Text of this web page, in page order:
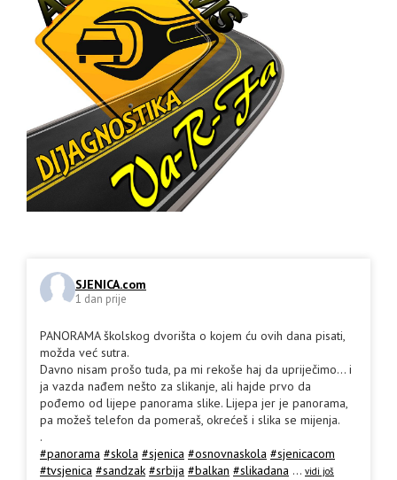
SJENICA.com
1 dan prije
PANORAMA školskog dvorišta o kojem ću ovih dana pisati,
možda već sutra.
Davno nisam prošo tuda, pa mi rekoše haj da upriječimo... i
ja vazda nađem nešto za slikanje, ali hajde prvo da
pođemo od lijepe panorama slike. Lijepa jer je panorama,
pa možeš telefon da pomeraš, okrećeš i slika se mijenja.
.
#panorama #skola #sjenica #osnovnaskola #sjenicacom
#tvsjenica #sandzak #srbija #balkan #slikadana ... vidi još